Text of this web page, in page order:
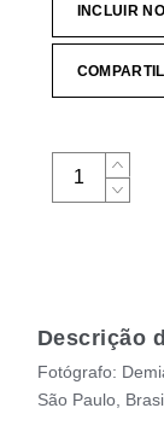
INCLUIR
Descrição
Fotógrafo:
São Paulo,